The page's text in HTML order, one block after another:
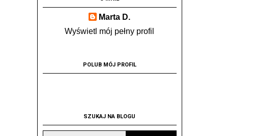
Marta D.
Wyświetl mój pełny profil
POLUB MÓJ PROFIL
SZUKAJ NA BLOGU